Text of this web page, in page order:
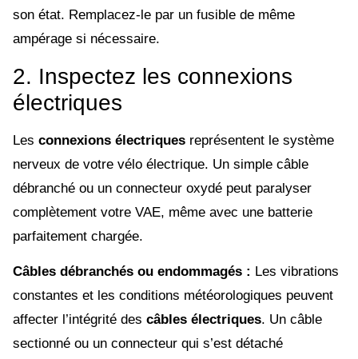
son état. Remplacez-le par un fusible de même
ampérage si nécessaire.
2. Inspectez les connexions
électriques
Les connexions électriques représentent le système
nerveux de votre vélo électrique. Un simple câble
débranché ou un connecteur oxydé peut paralyser
complètement votre VAE, même avec une batterie
parfaitement chargée.
Câbles débranchés ou endommagés : Les vibrations
constantes et les conditions météorologiques peuvent
affecter l’intégrité des câbles électriques. Un câble
sectionné ou un connecteur qui s’est détaché